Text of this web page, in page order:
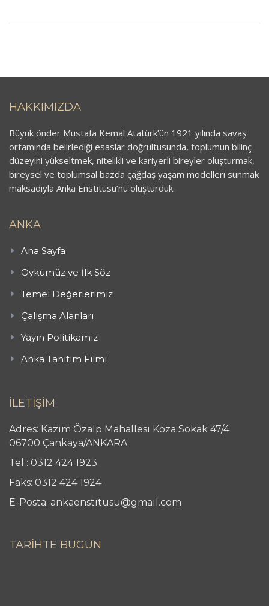
HAKKIMIZDA
Büyük önder Mustafa Kemal Atatürk’ün 1921 yılında savaş
ortamında belirlediği esaslar doğrultusunda, toplumun bilinç
düzeyini yükseltmek, nitelikli ve kariyerli bireyler oluşturmak,
bireysel ve toplumsal bazda çağdaş yaşam modelleri sunmak
maksadıyla Anka Enstitüsü’nü oluşturduk.
ANKA
Ana Sayfa
Öykümüz ve İlk Söz
Temel Değerlerimiz
Çalışma Alanları
Yayın Politikamız
Anka Tanıtım Filmi
İLETİŞİM
Adres: Kazım Özalp Mahallesi Koza Sokak 47/4
06700 Çankaya/ANKARA
Tel : 0312 424 1923
Faks: 0312 424 1924
E-Posta: ankaenstitusu@gmail.com
TARİHTE BUGÜN